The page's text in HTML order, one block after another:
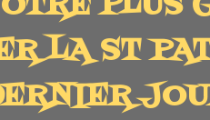
LA ST